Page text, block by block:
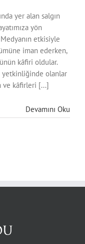
yer alan salgın
yön
etkisiyle
iman ederken,
kâfiri oldular.
yetkinliğinde olanlar
ve kâfirleri [...]
Devamını Oku